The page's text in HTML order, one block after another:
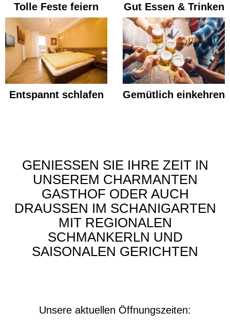
Tolle Feste feiern Gut Essen & Trinken
Entspannt schlafen Gemütlich einkehren
GENIESSEN SIE IHRE ZEIT IN U
NSEREM CHARMANTEN G
ASTHOF ODER AUCH D
RAUSSEN IM SCHANIGARTEN MI
T REGIONALEN SC
HMANKERLN UND SA
ISONALEN GERICHTEN
Unsere aktuellen Öffnungszeiten: